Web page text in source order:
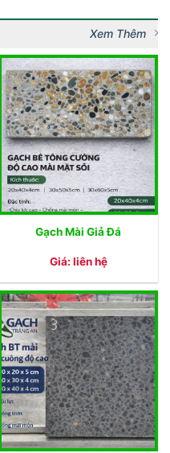
Xem Thêm
Gạch Mài Giả Đá
Giá: liên hệ